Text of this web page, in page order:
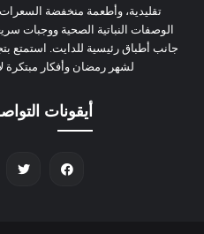
تقليدية، وأطعمة منخفضة
الوصفات النباتية الصحية ووجبات
جانب أطباق رئيسية للدايت. استمتع
لشهر رمضان وأفكار مبتكرة
أيقونات